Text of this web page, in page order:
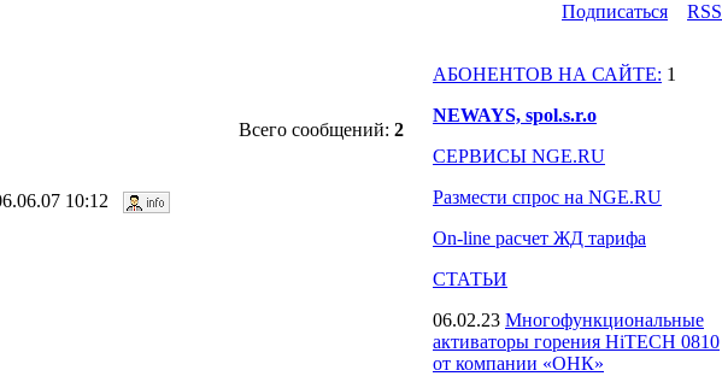
Всего сообщений: 2
10:12
Подпиcаться
RSS
АБОНЕНТОВ НА САЙТЕ: 1
NEWAYS, spol.s.r.o
СЕРВИСЫ NGE.RU
Размести спрос на NGE.RU
On-line расчет ЖД тарифа
СТАТЬИ
06.02.23 Многофункциональные
активаторы горения HiTECH 0810
от компании «ОНК»